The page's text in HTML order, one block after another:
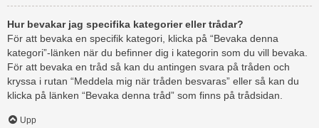
Hur bevakar jag specifika kategorier eller trådar?
För att bevaka en specifik kategori, klicka på “Bevaka denna
kategori”-länken när du befinner dig i kategorin som du vill bevaka.
För att bevaka en tråd så kan du antingen svara på tråden och
kryssa i rutan “Meddela mig när tråden besvaras” eller så kan du
klicka på länken “Bevaka denna tråd” som finns på trådsidan.
Upp